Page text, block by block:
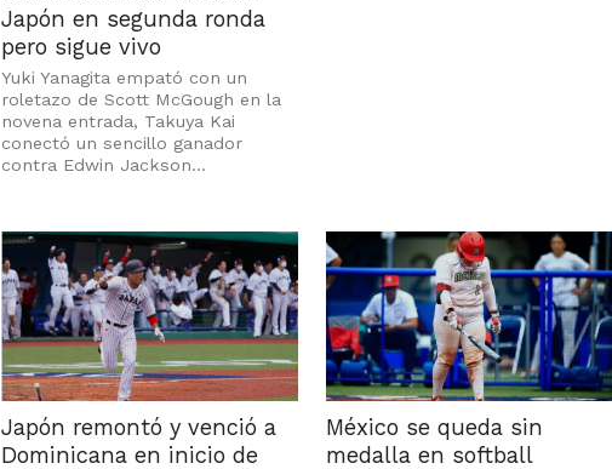
Japón en segunda ronda
pero sigue vivo
Yuki Yanagita empató con un
roletazo de Scott McGough en la
novena entrada, Takuya Kai
conectó un sencillo ganador
contra Edwin Jackson...
Japón remontó y venció a
Dominicana en inicio de
México se queda sin
medalla en softball